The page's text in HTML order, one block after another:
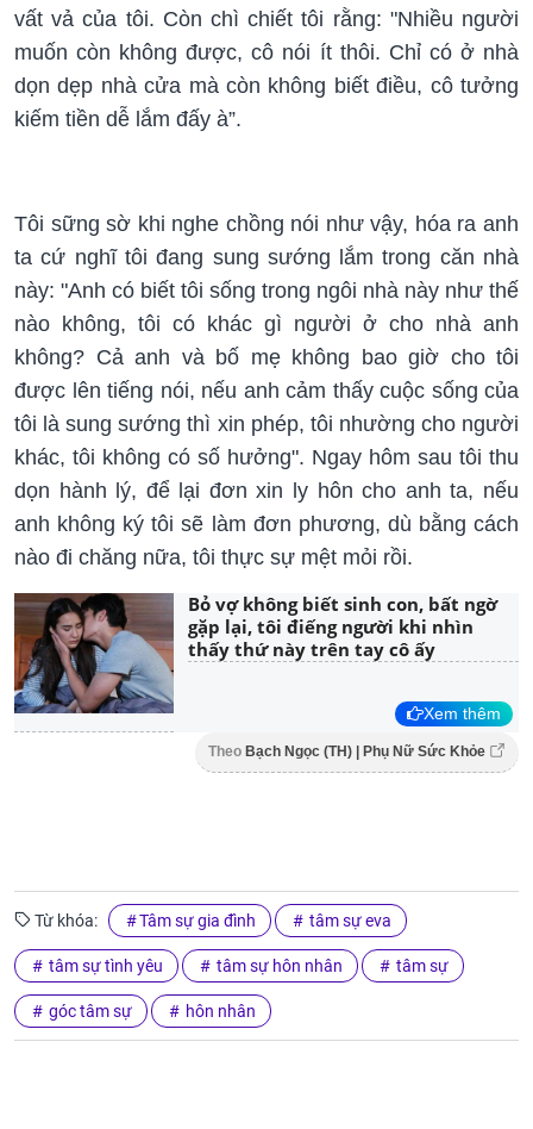
vất vả của tôi. Còn chì chiết tôi rằng: "Nhiều người
muốn còn không được, cô nói ít thôi. Chỉ có ở nhà
dọn dẹp nhà cửa mà còn không biết điều, cô tưởng
kiếm tiền dễ lắm đấy à”.
Tôi sững sờ khi nghe chồng nói như vậy, hóa ra anh
ta cứ nghĩ tôi đang sung sướng lắm trong căn nhà
này: "Anh có biết tôi sống trong ngôi nhà này như thế
nào không, tôi có khác gì người ở cho nhà anh
không? Cả anh và bố mẹ không bao giờ cho tôi
được lên tiếng nói, nếu anh cảm thấy cuộc sống của
tôi là sung sướng thì xin phép, tôi nhường cho người
khác, tôi không có số hưởng". Ngay hôm sau tôi thu
dọn hành lý, để lại đơn xin ly hôn cho anh ta, nếu
anh không ký tôi sẽ làm đơn phương, dù bằng cách
nào đi chăng nữa, tôi thực sự mệt mỏi rồi.
Bỏ vợ không biết sinh con, bất ngờ
gặp lại, tôi điếng người khi nhìn
thấy thứ này trên tay cô ấy
Xem thêm
Theo Bạch Ngọc (TH) | Phụ Nữ Sức Khỏe
Từ khóa: Tâm sự gia đình tâm sự eva
tâm sự tình yêu tâm sự hôn nhân tâm sự
góc tâm sự hôn nhân